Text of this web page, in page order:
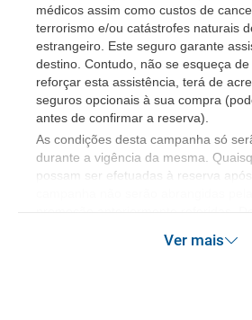
médicos assim como custos de
terrorismo e/ou catástrofes naturais
estrangeiro. Este seguro garante
destino. Contudo, não se esqueça
reforçar esta assistência, terá de
seguros opcionais à sua compra
antes de confirmar a reserva).
​As condições desta campanha só
durante a vigência da mesma.
possam ser efetuadas à reserva
Ver mais